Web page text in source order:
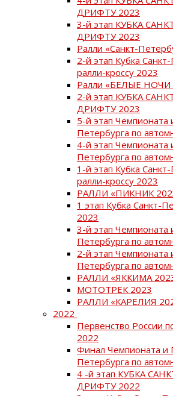
ДРИФТУ 2023
3-й этап КУБКА
ДРИФТУ 2023
Ралли «Санкт-
2-й этап Кубка
ралли-кроссу 2023
Ралли «БЕЛЫЕ НОЧИ
2-й этап КУБКА
ДРИФТУ 2023
5-й этап Чемпионата
Петербурга по
4-й этап Чемпионата
Петербурга по
1-й этап Кубка
ралли-кроссу 2023
РАЛЛИ «ПИКНИК
1 этап Кубка Санкт-
2023
3-й этап Чемпионата
Петербурга по
2-й этап Чемпионата
Петербурга по
РАЛЛИ «ЯККИМА
МОТОТРЕК 2023
РАЛЛИ «КАРЕЛИЯ
2022
Первенство России
2022
Финал Чемпионата и
Петербурга по
4 -й этап КУБКА
ДРИФТУ 2022